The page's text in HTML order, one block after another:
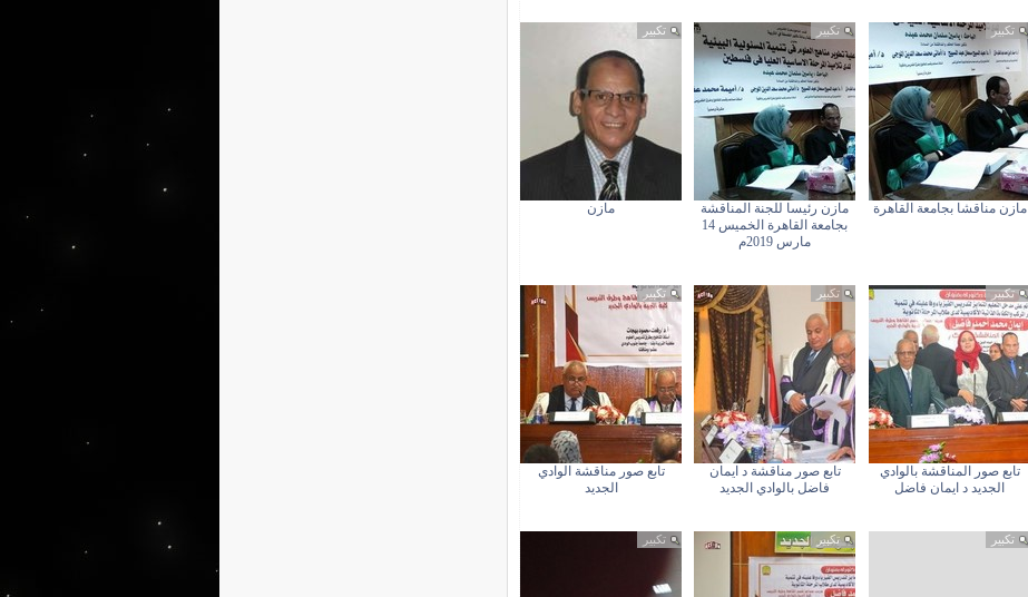
تكبير
مازن مناقشا بجامعة القاهرة
تكبير
مازن رئيسا للجنة المناقشة
بجامعة القاهرة الخميس 14
مارس 2019م
تكبير
مازن
تكبير
تابع صور المناقشة بالوادي
الجديد د ايمان فاضل
تكبير
تابع صور مناقشة د ايمان
فاضل بالوادي الجديد
تكبير
تابع صور مناقشة الوادي
الجديد
تكبير تكبير تكبير